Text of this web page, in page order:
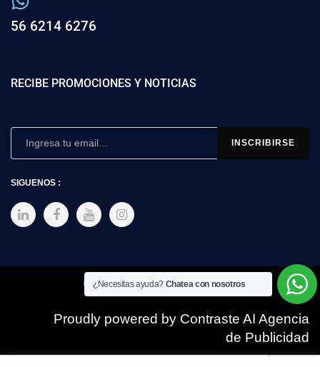
56 6214 6276
RECIBE PROMOCIONES Y NOTICIAS
SIGUENOS :
Copyright © 2025 SIMEX
Proudly powered by Contraste AI Agencia
de Publicidad
¿Necesitas ayuda? Chatea con nosotros